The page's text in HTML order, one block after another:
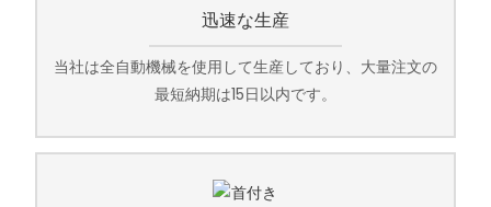
迅速な生産
当社は全自動機械を使用して生産しており、大量注文の
最短納期は15日以内です。